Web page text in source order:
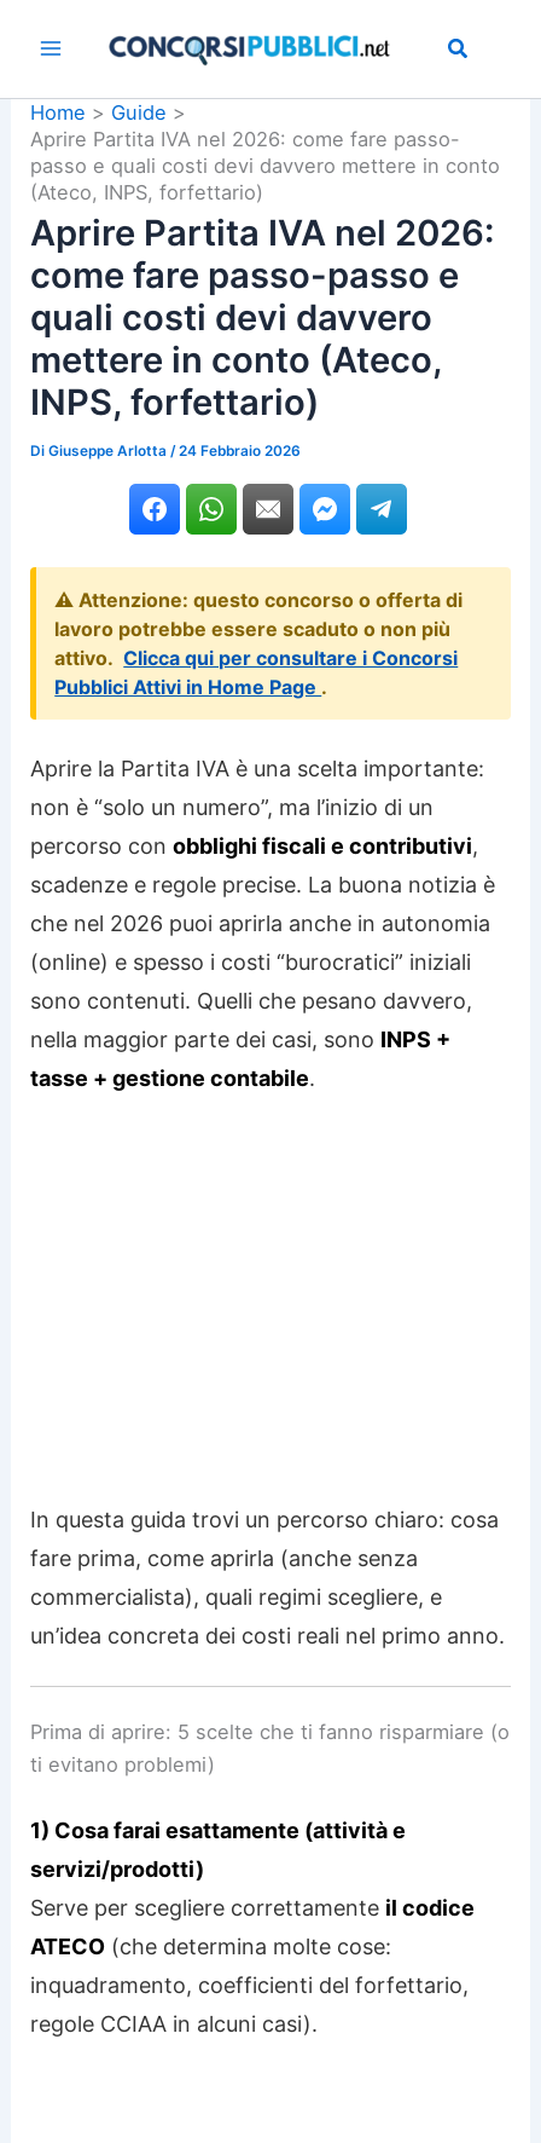
Home
Guide
Aprire Partita IVA nel 2026: come fare passo-
passo e quali costi devi davvero mettere in conto
(Ateco, INPS, forfettario)
Aprire Partita IVA nel 2026:
come fare passo-passo e
quali costi devi davvero
mettere in conto (Ateco,
INPS, forfettario)
DiGiuseppe Arlotta /24 Febbraio 2026
⚠️ Attenzione: questo concorso o offerta di
lavoro potrebbe essere scaduto o non più
attivo. Clicca qui per consultare i Concorsi
Pubblici Attivi in Home Page .
Aprire la Partita IVA è una scelta importante:
non è “solo un numero”, ma l’inizio di un
percorso conobblighi fiscali e contributivi,
scadenze e regole precise. La buona notizia è
che nel 2026 puoi aprirla anche in autonomia
(online) e spesso i costi “burocratici” iniziali
sono contenuti. Quelli che pesano davvero,
nella maggior parte dei casi, sono INPS +
tasse + gestione contabile.
In questa guida trovi un percorso chiaro: cosa
fare prima, come aprirla (anche senza
commercialista), quali regimi scegliere, e
un’idea concreta dei costi reali nel primo anno.
Prima di aprire: 5 scelte che ti fanno risparmiare (o
ti evitano problemi)
1) Cosa farai esattamente (attività e
servizi/prodotti)
Serve per scegliere correttamente il codice
ATECO (che determina molte cose:
inquadramento, coefficienti del forfettario,
regole CCIAA in alcuni casi).